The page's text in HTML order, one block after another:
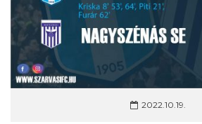
2022.10.19.